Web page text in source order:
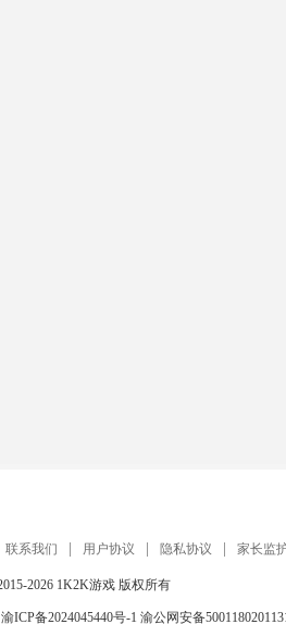
联系我们 用户协议 隐私协议 家长监
2026 1K2K游戏 版权所有
渝ICP备2024045440号-1 渝公网安备